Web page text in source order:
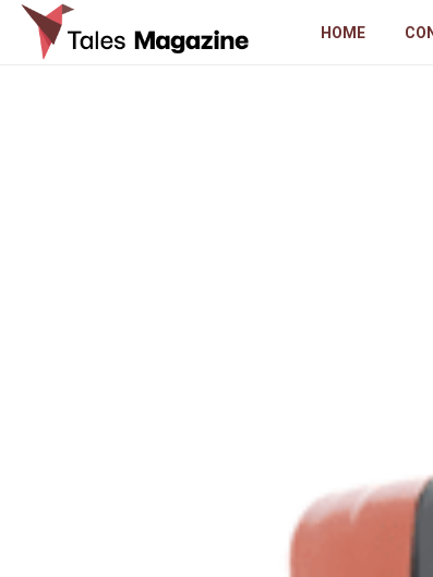
HOME